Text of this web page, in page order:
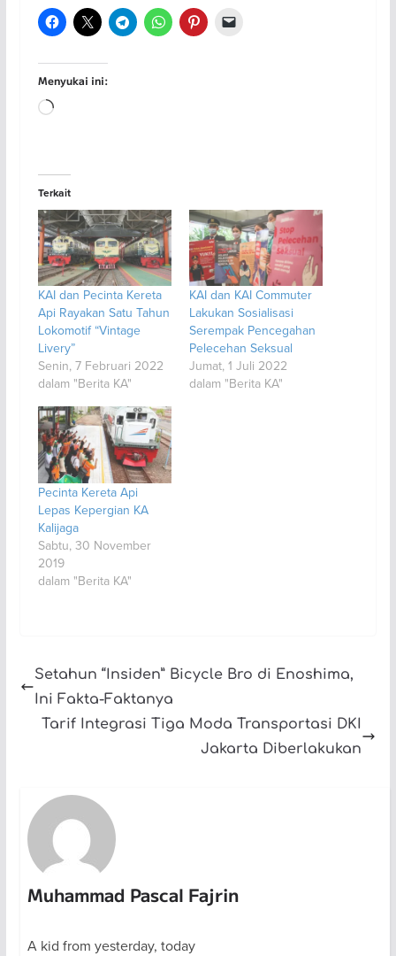
Menyukai ini:
Memuat...
Terkait
KAI dan Pecinta Kereta
Api Rayakan Satu Tahun
Lokomotif “Vintage
Livery”
Senin, 7 Februari 2022
dalam "Berita KA"
KAI dan KAI Commuter
Lakukan Sosialisasi
Serempak Pencegahan
Pelecehan Seksual
Jumat, 1 Juli 2022
dalam "Berita KA"
Pecinta Kereta Api
Lepas Kepergian KA
Kalijaga
Sabtu, 30 November
2019
dalam "Berita KA"
Setahun “Insiden” Bicycle Bro di Enoshima,
Ini Fakta-Faktanya
Tarif Integrasi Tiga Moda Transportasi DKI
Jakarta Diberlakukan
Muhammad Pascal Fajrin
A kid from yesterday, today